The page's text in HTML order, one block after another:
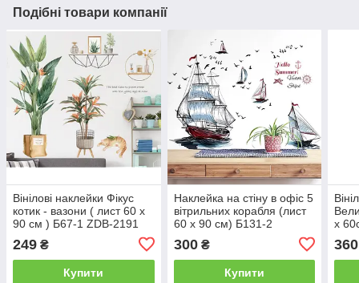
Подібні товари компанії
Вінілові наклейки Фікус
котик - вазони ( лист 60 х
90 см ) Б67-1 ZDB-2191
249 ₴
Купити
Наклейка на стіну в офіс 5
вітрильних корабля (лист
60 х 90 см) Б131-2
300₴
Купити
х
360